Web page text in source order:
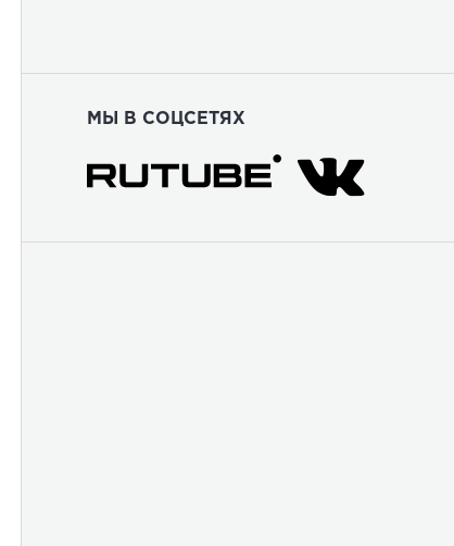
МЫ В СОЦСЕТЯХ